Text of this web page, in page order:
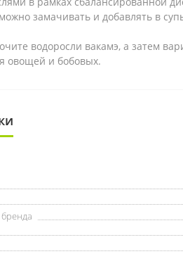
замачивать и добавлять в
водоросли вакамэ, а затем
овощей и бобовых.